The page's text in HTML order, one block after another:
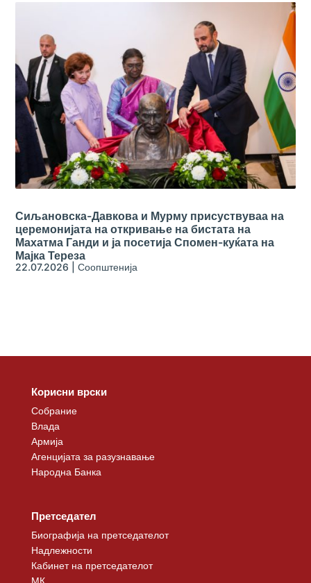
Сиљановска-Давкова и Мурму присуствуваа на
церемонијата на откривање на бистата на
Махатма Ганди и ја посетија Спомен-куќата на
Мајка Тереза
22.07.2026 |Соопштенија
Корисни врски
Собрание
Влада
Армија
Агенцијата за разузнавање
Народна Банка
Претседател
Биографија на претседателот
Надлежности
Кабинет на претседателот
МК